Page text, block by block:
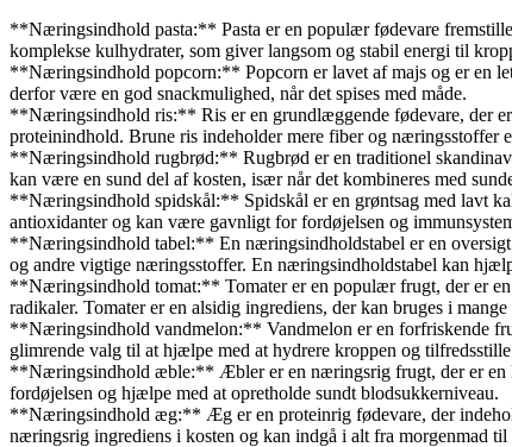
**Næringsindhold pasta:** Pasta er en populær fødevare
komplekse kulhydrater, som giver langsom og stabil energi til
**Næringsindhold popcorn:** Popcorn er lavet af majs og er en
derfor være en god snackmulighed, når det spises med måde.
**Næringsindhold ris:** Ris er en grundlæggende fødevare, der
proteinindhold. Brune ris indeholder mere fiber og næringsstoffer
**Næringsindhold rugbrød:** Rugbrød er en traditionel
kan være en sund del af kosten, især når det kombineres med
**Næringsindhold spidskål:** Spidskål er en grøntsag med lavt
antioxidanter og kan være gavnligt for fordøjelsen og
**Næringsindhold tabel:** En næringsindholdstabel er en
og andre vigtige næringsstoffer. En næringsindholdstabel kan
**Næringsindhold tomat:** Tomater er en populær frugt, der er
radikaler. Tomater er en alsidig ingrediens, der kan bruges i mange
**Næringsindhold vandmelon:** Vandmelon er en forfriskende
glimrende valg til at hjælpe med at hydrere kroppen og tilfredsstille
**Næringsindhold æble:** Æbler er en næringsrig frugt, der er en
fordøjelsen og hjælpe med at opretholde sundt blodsukkerniveau.
**Næringsindhold æg:** Æg er en proteinrig fødevare, der
næringsrig ingrediens i kosten og kan indgå i alt fra morgenmad til